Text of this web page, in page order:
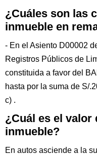
¿Cuáles son las
inmueble en
- En el Asiento D00002
Registros Públicos de
constituida a favor del
hasta por la suma de S/
c) .
¿Cuál es el valor
inmueble?
En autos asciende a la